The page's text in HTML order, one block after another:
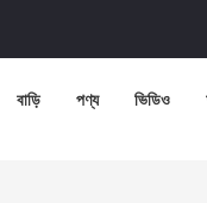
বাড়ি পণ্য ভিডিও